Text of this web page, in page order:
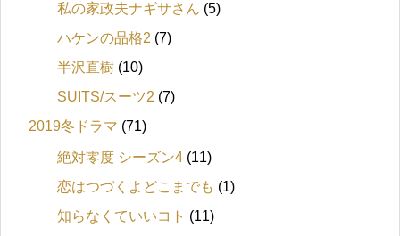
私の家政夫ナギサさん (5)
ハケンの品格2 (7)
半沢直樹 (10)
SUITS/スーツ2 (7)
2019冬ドラマ (71)
絶対零度 シーズン4 (11)
恋はつづくよどこまでも (1)
知らなくていいコト (11)